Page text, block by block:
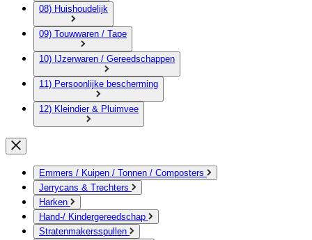
08) Huishoudelijk
09) Touwwaren / Tape
10) IJzerwaren / Gereedschappen
11) Persoonlijke bescherming
12) Kleindier & Pluimvee
Emmers / Kuipen / Tonnen / Composters
Jerrycans & Trechters
Harken
Hand-/ Kindergereedschap
Stratenmakersspullen